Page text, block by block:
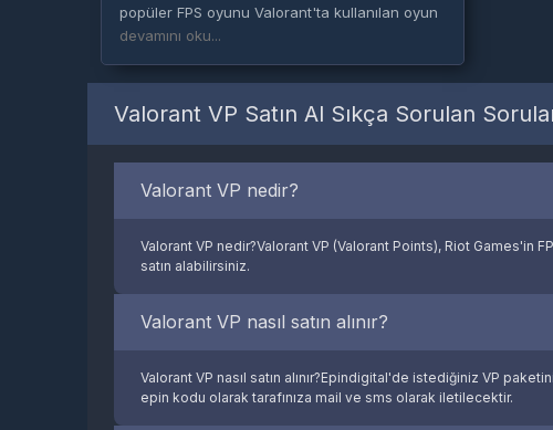
popüler FPS oyunu Valorant'ta kullanılan oyun
içi para birimidir. VP ile silah kaplamaları, ajan
Epindigital'deen ucuz Valorant VP fiyatlarıile
BKM, Visa, Mastercard, Troy ile güvenli
ödeme, hızlı teslimat ve 7/24 destek ile
VP satın almadeneyimi için doğru
adrestesiniz.
devamını oku...
Valorant VP Satın Al Sıkça Sorulan
Valorant VP nedir?
Valorant VP nedir?Valorant VP (Valorant Points), Riot Games'in
satın alabilirsiniz.
Valorant VP nasıl satın alınır?
Valorant VP nasıl satın alınır?Epindigital'de istediğiniz VP
epin kodu olarak tarafınıza mail ve sms olarak iletilecektir.